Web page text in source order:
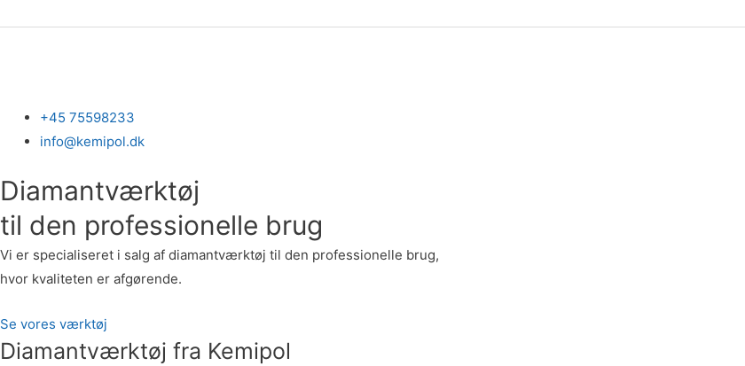
+45 75598233
info@kemipol.dk
Diamantværktøj
til den professionelle brug
Vi er specialiseret i salg af diamantværktøj til den professionelle brug,
hvor kvaliteten er afgørende.
Se vores værktøj
Diamantværktøj fra Kemipol